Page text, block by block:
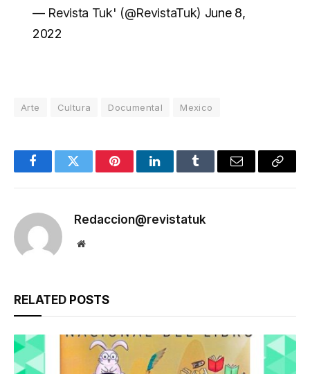
— Revista Tuk' (@RevistaTuk) June 8,
2022
Arte Cultura Documental Mexico
FacebookTwitter PinterestLinkedInTumblr Email
Copy
Redaccion@revistatuk
Website
RELATED POSTS